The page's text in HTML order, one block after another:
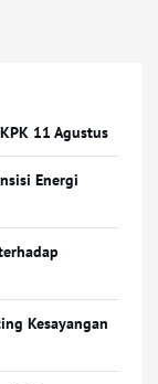
11 Agustus
Energi
Kesayangan